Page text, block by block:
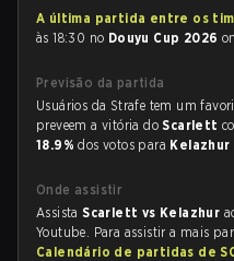
A última partida entre os
às 18:30 no Douyu Cup 2026
Previsão da partida
Usuários da Strafe tem um
preveem a vitória doScarlett
18.9%dos votos para Kelazhur
Onde assistir
AssistaScarlett vs Kelazhur
Youtube. Para assistir a mais
Calendário de partidas de